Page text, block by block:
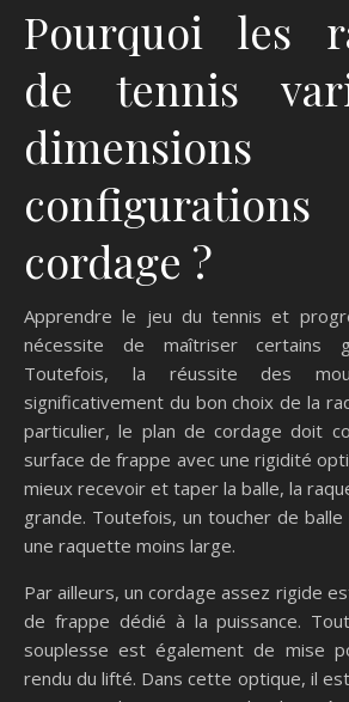
Pourquoi les
de tennis
cordage ?
Apprendre le jeu du tennis et
nécessite de maîtriser certains
Toutefois, la réussite des
significativement du bon choix de la
particulier, le plan de cordage doit
surface de frappe avec une rigidité
mieux recevoir et taper la balle, la
grande. Toutefois, un toucher de
une raquette moins large.
Par ailleurs, un cordage assez rigide
de frappe dédié à la puissance.
souplesse est également de mise
rendu du lifté. Dans cette optique, il